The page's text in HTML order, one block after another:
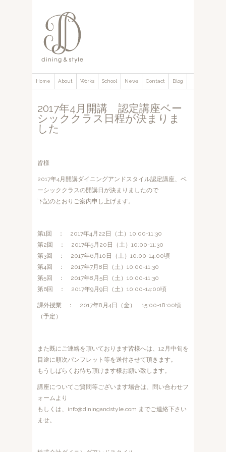
Home About Works School News Contact Blog
2017年4月開講 認定講座ベー
シッククラス日程が決まりま
した
皆様
2017年4月開講ダイニングアンドスタイル認定講座、ベ
ーシッククラスの開講日が決まりましたので
下記のとおりご案内申し上げます。
第1回 ： 2017年4月22日（土）10:00-11:30
第2回 ： 2017年5月20日（土）10:00-11:30
第3回 ： 2017年6月10日（土）10:00-14:00頃
第4回 ： 2017年7月8日（土）10:00-11:30
第5回 ： 2017年8月5日（土）10:00-11:30
第6回 ： 2017年9月9日（土）10:00-14:00頃
課外授業 ： 2017年8月4日（金） 15:00-18:00頃
（予定）
また既にご連絡を頂いております皆様へは、12月中旬を
目途に順次パンフレット等を送付させて頂きます。
もうしばらくお待ち頂けます様お願い致します。
講座についてご質問等ございます場合は、問い合わせフ
ォームより
もしくは、info@diningandstyle.com までご連絡下さい
ませ。